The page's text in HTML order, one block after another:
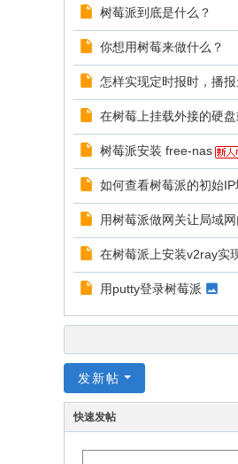
树莓派到底是什么？
你想用树莓来做什么？
怎样实现定时报时，播报
在树莓上挂载外接的硬
树莓派安装 free-nas
如何查看树莓派的初始IP
用树莓派做网关让局域
在树莓派上安装v2ray实
用putty登录树莓派
发新帖
快速发帖